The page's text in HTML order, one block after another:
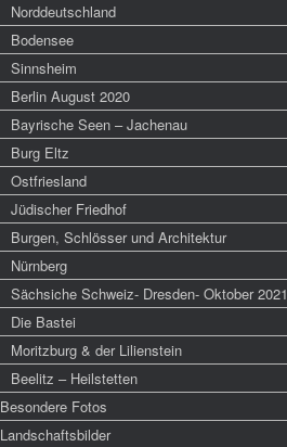
Norddeutschland
Bodensee
Sinnsheim
Berlin August 2020
Bayrische Seen – Jachenau
Burg Eltz
Ostfriesland
Jüdischer Friedhof
Burgen, Schlösser und Architektur
Nürnberg
Sächsiche Schweiz- Dresden- Oktober 2021
Die Bastei
Moritzburg & der Lilienstein
Beelitz – Heilstetten
Besondere Fotos
Landschaftsbilder